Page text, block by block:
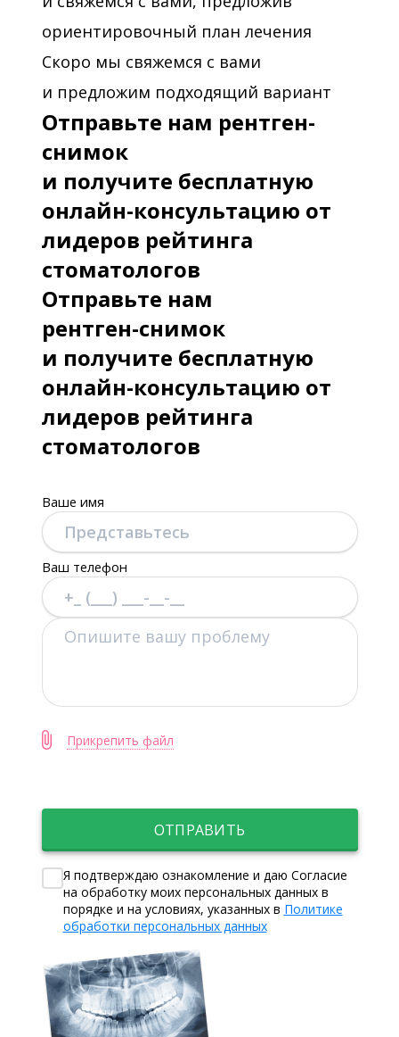
ориентировочный план лечения
Скоро мы свяжемся с вами
и предложим подходящий вариант
Отправьте нам рентген-
снимок
и получите бесплатную
онлайн-консультацию от
лидеров рейтинга
стоматологов
Отправьте нам
рентген-снимок
и получите бесплатную
онлайн-консультацию от
лидеров рейтинга
стоматологов
Ваше имя
Ваш телефон
Прикрепить файл
ОТПРАВИТЬ
Я подтверждаю ознакомление и даю Согласие
на обработку моих персональных данных в
порядке и на условиях, указанных в Политике
обработки персональных данных